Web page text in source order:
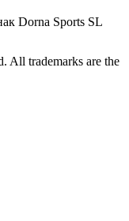
Dorna Sports SL
All trademarks are the